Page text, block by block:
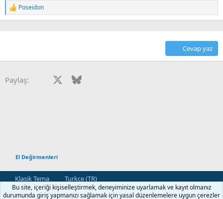
T
e
Poseidon
Cevap yaz
Paylaş: Facebook Bluesky
El Değirmenleri
Klasik Tema
Turkce (TR)
Bize Ulaşın
Kullanım ve Şartlar Gizlilik Politikası
Yardım
Bu site, içeriği kişiselleştirmek, deneyiminize uyarlamak ve kayıt olmanız
durumunda giriş yapmanızı sağlamak için yasal düzenlemelere uygun çerezler